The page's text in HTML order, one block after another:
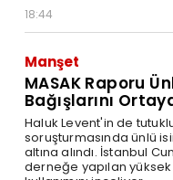
18:44
Manşet
MASAK Raporu
Bağışlarını
Haluk Levent'in de
soruşturmasında ünlü
altına alındı. İstanbul
derneğe yapılan yüksek